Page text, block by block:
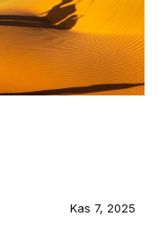
Kas 7, 2025